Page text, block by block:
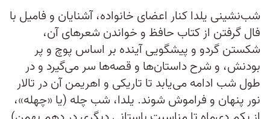
شب‌نشینی یلدا کنار اعضای خانواده، آشنایان و فامیل با
فال گرفتن از کتاب حافظ و خواندن شعرهای آن،
شکستن گردو و پیشگویی آینده بر اساس پوچ و پر
بودنش، و شرح داستان‌ها و قصه‌ها سر می‌گیرد و در
طول شب ادامه می‌یابد تا تاریکی و اهریمن آن در تالار
نور پنهان و فراموش شوند. یلدا، شب چله (یا «چهله»،